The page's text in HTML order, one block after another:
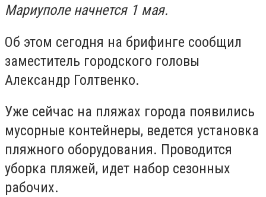
Мариуполе начнется 1 мая.
Об этом сегодня на брифинге сообщил
заместитель городского головы
Александр Голтвенко.
Уже сейчас на пляжах города появились
мусорные контейнеры, ведется установка
пляжного оборудования. Проводится
уборка пляжей, идет набор сезонных
рабочих.